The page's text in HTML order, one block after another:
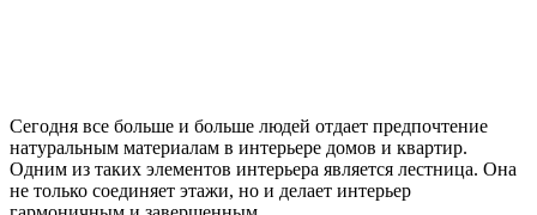
Сегодня все больше и больше людей отдает предпочтение
натуральным материалам в интерьере домов и квартир.
Одним из таких элементов интерьера является лестница. Она
не только соединяет этажи, но и делает интерьер